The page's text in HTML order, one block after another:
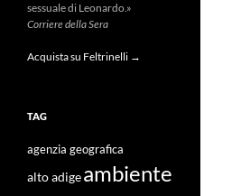
sessuale di Leonardo.»
Corriere della Sera
Acquista su Feltrinelli →
TAG
agenzia geografica
alto adigeambiente